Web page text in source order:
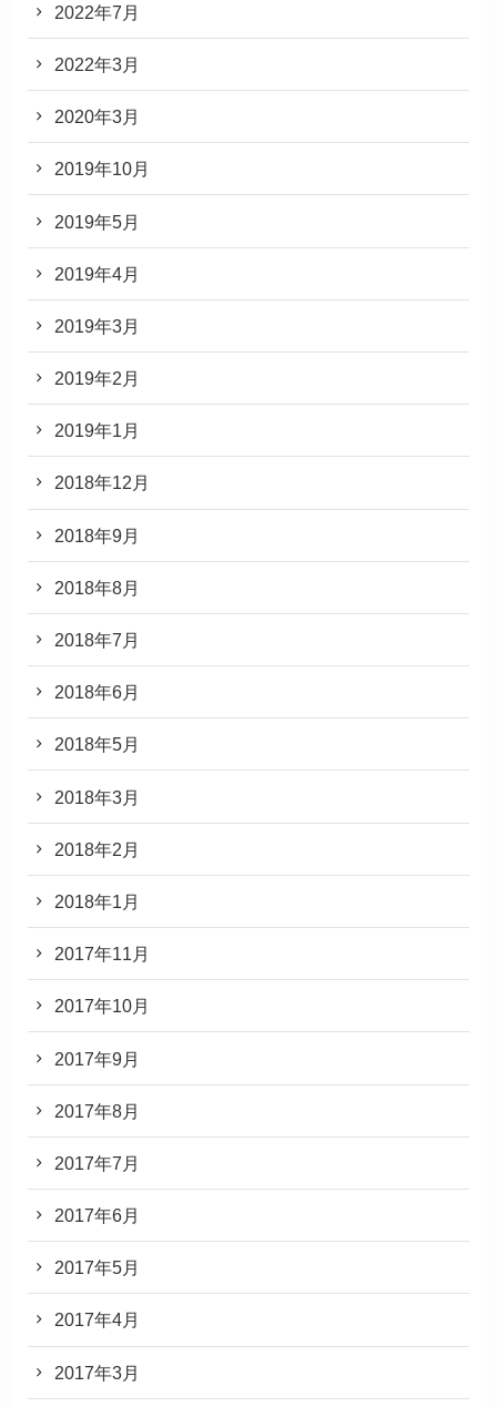
2022年7月
2022年3月
2020年3月
2019年10月
2019年5月
2019年4月
2019年3月
2019年2月
2019年1月
2018年12月
2018年9月
2018年8月
2018年7月
2018年6月
2018年5月
2018年3月
2018年2月
2018年1月
2017年11月
2017年10月
2017年9月
2017年8月
2017年7月
2017年6月
2017年5月
2017年4月
2017年3月